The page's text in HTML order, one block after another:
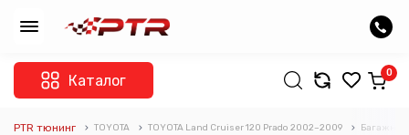
Каталог 0
PTR тюнинг TOYOTA TOYOTA Land Cruiser 120 Prado 2002–2009 Багажні